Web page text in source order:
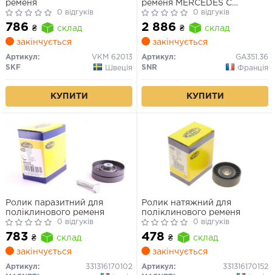
ременя
0 відгуків
786 ₴
склад
закінчується
Артикул:
VKM 62013
SKF
Швеція
КУПИТИ
ременя MERCEDES C
(W203), C (W204), CLK
(A209), CLS (C218), CLS
(C219) 2.1D-5.7 01.05-
0 відгуків
2 886 ₴
склад
закінчується
Артикул:
GA351.36
SNR
Франція
КУПИТИ
Ролик паразитний для
поліклинового ременя
0 відгуків
783 ₴
склад
закінчується
Артикул:
331316170102
Ролик натяжний для
поліклинового ременя
0 відгуків
478 ₴
склад
закінчується
Артикул:
331316170152